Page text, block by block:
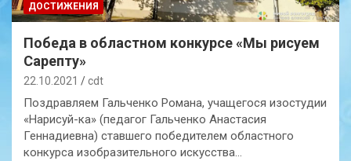
ДОСТИЖЕНИЯ
Победа в областном конкурсе «Мы рисуем
Сарепту»
22.10.2021 cdt
Поздравляем Гальченко Романа, учащегося изостудии
«Нарисуй-ка» (педагог Гальченко Анастасия
Геннадиевна) ставшего победителем областного
конкурса изобразительного искусства…